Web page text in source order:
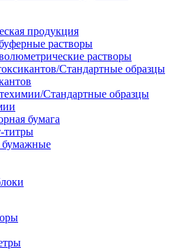
продукция
растворы
растворы
Стандартные образцы
Стандартные образцы
бумага
титры